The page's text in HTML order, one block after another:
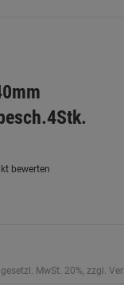
bewerten
MwSt. 20%, zzgl.